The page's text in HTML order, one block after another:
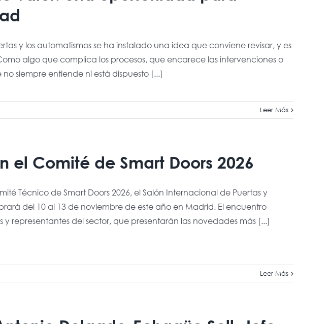
y los automatismos se ha instalado una idea que conviene revisar, y es
algo que complica los procesos, que encarece las intervenciones o
siempre entiende ni está dispuesto [...]
Leer Más
el Comité de Smart Doors 2026
Técnico de Smart Doors 2026, el Salón Internacional de Puertas y
del 10 al 13 de noviembre de este año en Madrid. El encuentro
y representantes del sector, que presentarán las novedades más [...]
Leer Más